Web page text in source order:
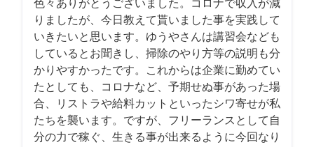
色々ありがとうございました。コロナで収入が減
りましたが、今日教えて貰いました事を実践して
いきたいと思います。ゆうやさんは講習会なども
しているとお聞きし、掃除のやり方等の説明も分
かりやすかったです。これからは企業に勤めてい
たとしても、コロナなど、予期せぬ事があった場
合、リストラや給料カットといったシワ寄せが私
たちを襲います。ですが、フリーランスとして自
分の力で稼ぐ、生きる事が出来るように今回なり